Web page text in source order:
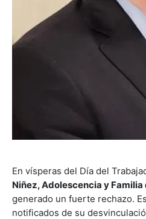
En vísperas del Día del
Niñez, Adolescencia y
generado un fuerte rechazo.
notificados de su